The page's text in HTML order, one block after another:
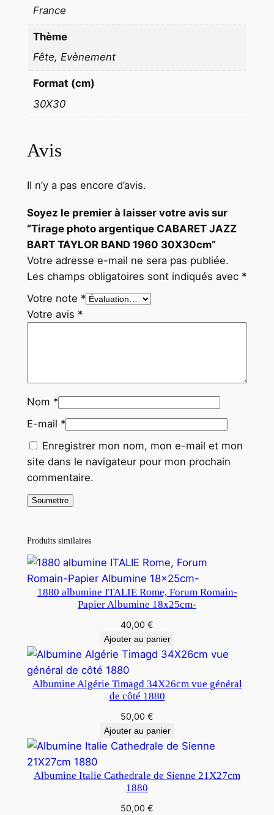
R
B
N
D
1
9
6
0
0
X
m
France
Thème
Fête, Evènement
Format (cm)
30X30
Avis
Il n’y a pas encore d’avis.
Soyez le premier à laisser votre avis sur
“Tirage photo argentique CABARET JAZZ
BART TAYLOR BAND 1960 30X30cm”
Votre adresse e-mail ne sera pas publiée.
Les champs obligatoires sont indiqués avec *
Votre note *
Votre avis *
Nom *
E-mail *
Enregistrer mon nom, mon e-mail et mon
site dans le navigateur pour mon prochain
commentaire.
Produits similaires
1880 albumine ITALIE Rome, Forum Romain-
Papier Albumine 18x25cm-
40,00 €
Ajouter au panier
Albumine Algérie Timagd 34X26cm vue général
de côté 1880
50,00 €
Ajouter au panier
Albumine Italie Cathedrale de Sienne 21X27cm
1880
50,00 €